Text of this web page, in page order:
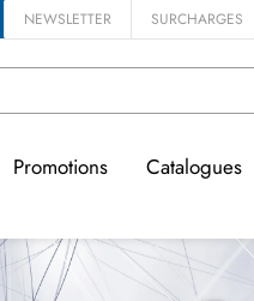
NEWSLETTER SURCHARGES
Promotions Catalogues